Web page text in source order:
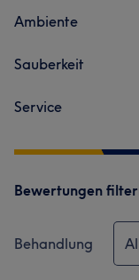
Ambiente
Sauberkeit
Service
Bewertungen
Behandlung